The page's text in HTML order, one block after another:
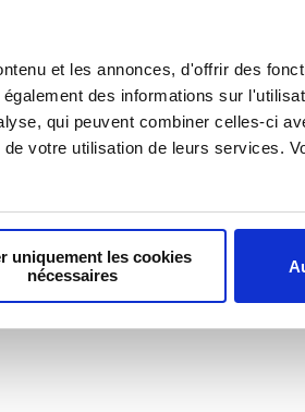
et les annonces, d'offrir des
des informations sur
qui peuvent combiner celles-ci
votre utilisation de leurs services.
uniquement les cookies
nécessaires